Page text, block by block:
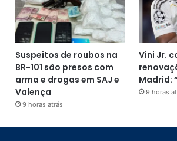
Suspeitos de roubos na
BR-101 são presos com
arma e drogas em SAJ e
Valença
9 horas atrás
Vini Jr.
Madrid:
9 horas